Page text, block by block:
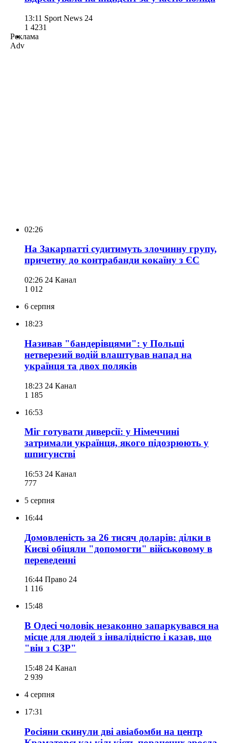
13:11 Sport News 24
1 4231
Реклама
Adv
02:26
На Закарпатті судитимуть злочинну групу,
причетну до контрабанди кокаїну з ЄС
02:26 24 Канал
1 012
6 серпня
18:23
Називав "бандерівцями": у Польщі
нетверезий водій влаштував напад на
українця та двох поляків
18:23 24 Канал
1 185
16:53
Міг готувати диверсії: у Німеччині
затримали українця, якого підозрюють у
шпигунстві
16:53 24 Канал
777
5 серпня
16:44
Домовленість за 26 тисяч доларів: ділки в
Києві обіцяли "допомогти" військовому в
переведенні
16:44 Право 24
1 116
15:48
В Одесі чоловік незаконно запаркувався на
місце для людей з інвалідністю і казав, що
"він з СЗР"
15:48 24 Канал
2 939
4 серпня
17:31
Росіяни скинули дві авіабомби на центр